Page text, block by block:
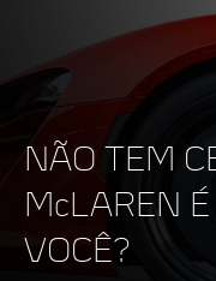
TREM
TREM DE FORÇA
NÃO TEM
McLAREN
VOCÊ?